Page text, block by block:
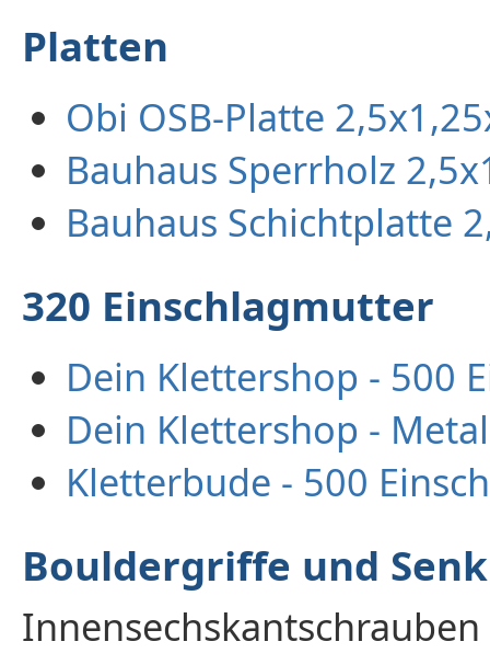
Platten
Obi OSB-Platte
Bauhaus Sperrholz
Bauhaus Schichtplatte
320 Einschlagmutter
Dein Klettershop - 500
Dein Klettershop -
Kletterbude - 500
Bouldergriffe und